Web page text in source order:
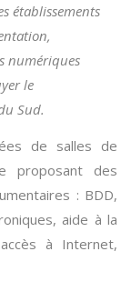
établissements
numériques
le
Sud.
de salles de
proposant des
: BDD,
aide à la
à Internet,